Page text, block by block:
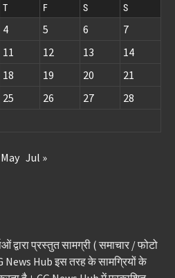
T F S S
4 5 6
7
11 12 13
14
18 19 20
21
25 26 27
28
Jul »
द्वारा प्रस्तुत सामग्री ( समाचार / फोटो
News Hub इस तरह के सामग्रियों के